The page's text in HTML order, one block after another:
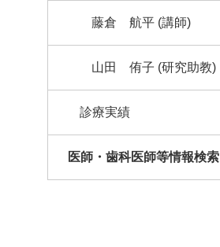
藤倉 航平 (講師)
山田 侑子 (研究助教)
診療実績
医師・歯科医師等情報検索